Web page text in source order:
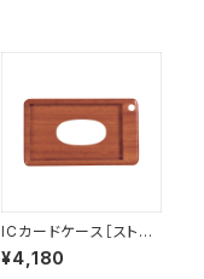
ICカードケース［ストラ
ップ（短）付き］（窓付き）
サッチーネ［IC-2S］
¥4,180